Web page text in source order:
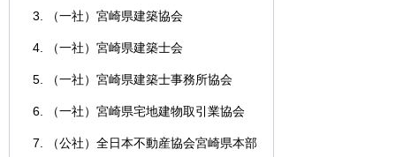
（一社）宮崎県建築協会
（一社）宮崎県建築士会
（一社）宮崎県建築士事務所協会
（一社）宮崎県宅地建物取引業協会
（公社）全日本不動産協会宮崎県本部